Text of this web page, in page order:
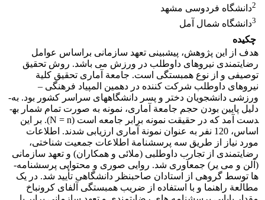
2دانشگاه فردوسی مشهد
3دانشگاه شمال آمل
چکیده
هدف از این پژوهش، پیش­بینی تعهد سازمانی براساس عوامل
رضایتمندی نیروهای داوطلب در ورزش می باشد. روش تحقیق
توصیفی و از نوع همبستگی است. جامعة آماری تحقیق کلیة
نیروهای داوطلب شرکت­ کننده در دهمین المپیاد فرهنگی –
ورزشی دانشجویان دختر و پسر دانشگاه­های سراسر کشور بود. به­
دلیل پایین بودن حجم جامعة آماری، نمونه به­ صورت تمام­ شمار به­
دست آمد که در حقیقت نمونه برابر جامعه است (N = n). بر این
اساس، 120 نفر به­ عنوان نمونة آماری ارزیابی شدند. اطلاعات
مورد نیاز از طریق سه پرسشنامة اطلاعات جمعیت­ شناختی،
رضایتمندی از تجارب داوطلبی (ملائی و همکاران) و تعهد سازمانی
(آلن و می یر) جمع­آوری شد. روایی صوری و محتوایی پرسشنامه­
ها توسط گروهی از استادان صاحب­نظر دانشگاهی تأیید شد. در یک
مطالعة راهنما و با استفاده از ضریب همبستگی آلفای کرونباخ